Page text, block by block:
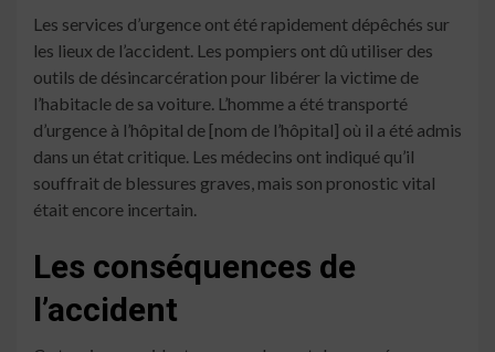
Les services d’urgence ont été rapidement dépêchés sur
les lieux de l’accident. Les pompiers ont dû utiliser des
outils de désincarcération pour libérer la victime de
l’habitacle de sa voiture. L’homme a été transporté
d’urgence à l’hôpital de [nom de l’hôpital] où il a été admis
dans un état critique. Les médecins ont indiqué qu’il
souffrait de blessures graves, mais son pronostic vital
était encore incertain.
Les conséquences de
l’accident